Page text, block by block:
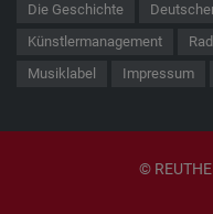
Die Geschichte
Künstlermanagement
Musiklabel
Impressum
©